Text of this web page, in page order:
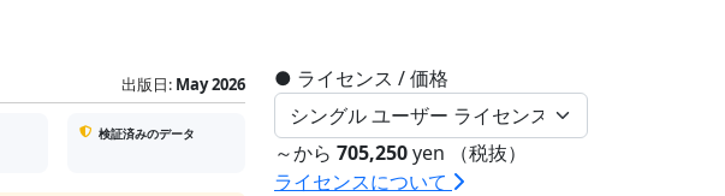
出版日: May 2026
検証済みのデータ
● ライセンス / 価格
～から 705,250yen （税抜）
ライセンスについて